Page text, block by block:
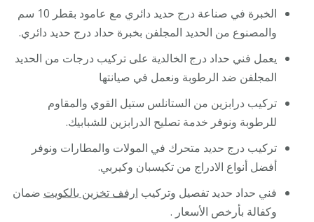
الخبرة في صناعة درج حديد دائري مع عامود بقطر 10 سم
والمصنوع من الحديد المجلفن بخبرة حداد درج حديد دائري.
يعمل فني حداد درج الخالدية على تركيب درجات من الحديد
المجلفن ضد الرطوبة ونعمل في صيانتها
تركيب درابزين من الستانلس ستيل القوي والمقاوم
للرطوبة ونوفر خدمة تصليح الدرابزين للشبابيك.
تركيب درج حديد متحرك في المولات والمطارات ونوفر
أفضل أنواع الادراج من تكيسبان وكيربي.
فني حداد حديد تفصيل وتركيب ارفف تخزين بالكويت ضمان
وكفالة بأرخص الأسعار .